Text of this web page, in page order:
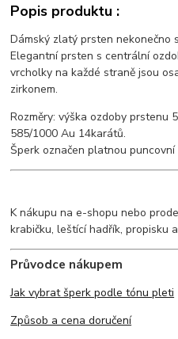
Popis produktu :
Dámský zlatý prsten nekonečno
Elegantní prsten s centrální
vrcholky na každé straně jsou
zirkonem.
Rozměry: výška ozdoby prstenu
585/1000 Au 14karátů.
Šperk označen platnou puncovní
K nákupu na e-shopu nebo
krabičku, leštící hadřík, propisku
Průvodce nákupem
Jak vybrat šperk podle tónu pleti
Způsob a cena doručení